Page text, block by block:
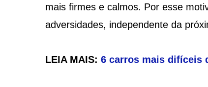
mais firmes e calmos. Por esse
adversidades, independente da
LEIA MAIS: 6 carros mais difíceis